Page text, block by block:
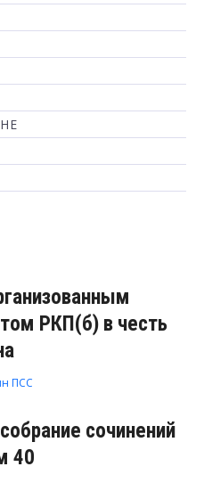
РКП(б) в честь
ПСС
сочинений
40